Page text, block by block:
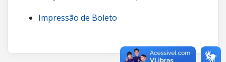
Impressão de Boleto